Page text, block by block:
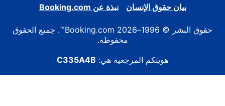
بيان حقوق الإنسان
نبذة عن Booking.com
حقوق النشر © 1996–2026 Booking.com™. جميع الحقوق
محفوظة.
هويتكم المرجعية هي: C335A4B